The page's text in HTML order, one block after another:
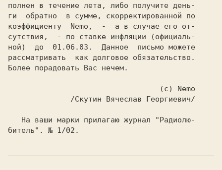
полнен в течение лета, либо получите день-
ги  обратно  в сумме, скорректированной по
коэффициенту  Nemo,  -  а в случае его от-
сутствия,  - по ставке инфляции (официаль-
ной)  до  01.06.03.  Данное  письмо можете
рассматривать  как долговое обязательство.
Более порадовать Вас нечем.
битель". № 1/02.